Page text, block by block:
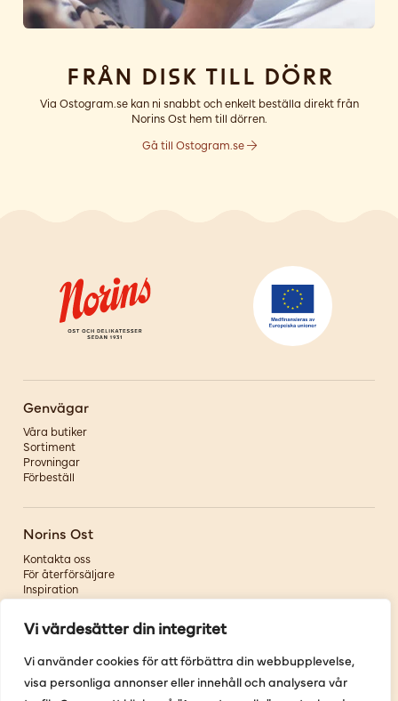
Vi värdesätter din integritet
Vi använder cookies för att förbättra din webbupplevelse,
visa personliga annonser eller innehåll och analysera vår
Från disk till dörr
Via Ostogram.se kan ni snabbt och enkelt beställa direkt från
Norins Ost hem till dörren.
Gå till Ostogram.se
Genvägar
Våra butiker
Sortiment
Provningar
Förbeställ
Norins Ost
Kontakta oss
För återförsäljare
Inspiration
Om oss
Följ oss
Facebook